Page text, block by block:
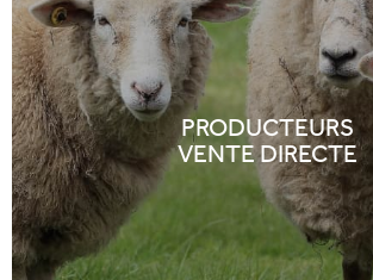
PRODUCTEURS
VENTE DIRECTE